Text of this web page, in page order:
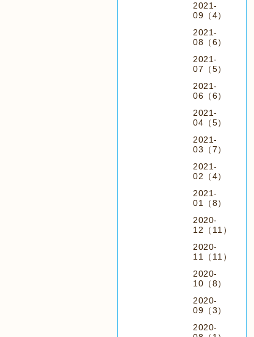
2021-
09（4）
2021-
08（6）
2021-
07（5）
2021-
06（6）
2021-
04（5）
2021-
03（7）
2021-
02（4）
2021-
01（8）
2020-
12（11）
2020-
11（11）
2020-
10（8）
2020-
09（3）
2020-